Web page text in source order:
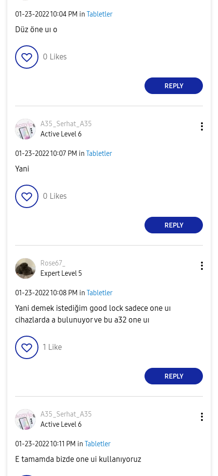
‎01-23-202210:04 PM in Tabletler
Düz öne uı o
0 Likes
REPLY
A35_Serhat_A35
Active Level 6
‎01-23-202210:07 PM in Tabletler
Yani
0 Likes
REPLY
Rose67_
Expert Level 5
‎01-23-202210:08 PM in Tabletler
Yani demek istediğim good lock sadece one uı
cihazlarda a bulunuyor ve bu a32 one uı
1 Like
REPLY
A35_Serhat_A35
Active Level 6
‎01-23-202210:11 PM in Tabletler
E tamamda bizde one ui kullanıyoruz